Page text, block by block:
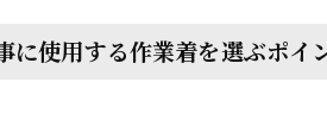
に使用する作業着を選ぶポイ